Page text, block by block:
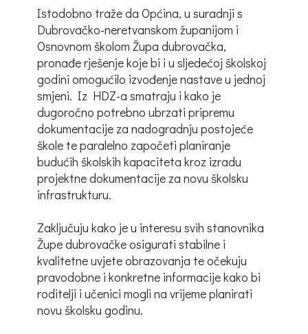
Istodobno traže da Općina, u suradnji s
Dubrovačko-neretvanskom županijom i
Osnovnom školom Župa dubrovačka,
pronađe rješenje koje bi i u sljedećoj školskoj
godini omogućilo izvođenje nastave u jednoj
smjeni. Iz HDZ-a smatraju i kako je
dugoročno potrebno ubrzati pripremu
dokumentacije za nadogradnju postojeće
škole te paralelno započeti planiranje
budućih školskih kapaciteta kroz izradu
projektne dokumentacije za novu školsku
infrastrukturu.
Zaključuju kako je u interesu svih stanovnika
Župe dubrovačke osigurati stabilne i
kvalitetne uvjete obrazovanja te očekuju
pravodobne i konkretne informacije kako bi
roditelji i učenici mogli na vrijeme planirati
novu školsku godinu.